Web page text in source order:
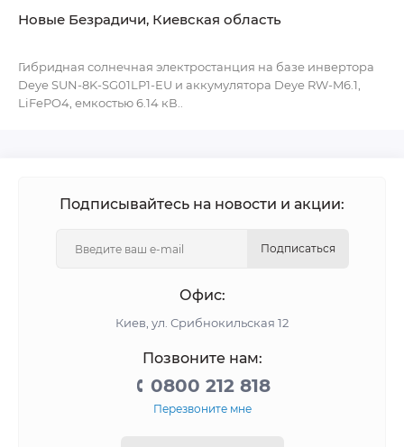
Новые Безрадичи, Киевская область
Гибридная солнечная электростанция на базе инвертора
Deye SUN-8K-SG01LP1-EU и аккумулятора Deye RW-M6.1,
LiFePO4, емкостью 6.14 кВ..
Подписывайтесь на новости и акции:
Подписаться
Офис:
Киев, ул. Срибнокильская 12
Позвоните нам:
0800 212 818
Перезвоните мне